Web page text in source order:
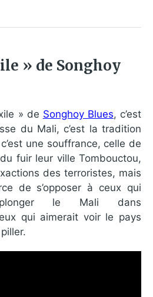
» de Songhoy
» de Songhoy Blues, c’est
du Mali, c’est la tradition
une souffrance, celle de
fuir leur ville Tombouctou,
des terroristes, mais
de s’opposer à ceux qui
le Mali dans
qui aimerait voir le pays